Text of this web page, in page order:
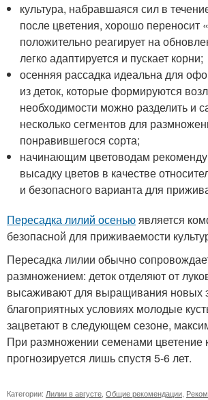
культура, набравшаяся сил в
после цветения, хорошо переносит
положительно реагирует на
легко адаптируется и пускает корни;
осенняя рассадка идеальна для
из деток, которые формируются
необходимости можно разделить и
несколько сегментов для
понравившегося сорта;
начинающим цветоводам
высадку цветов в качестве
и безопасного варианта для
Пересадка лилий осеньюявляется
безопасной для приживаемости
Пересадка лилии обычно
размножением: деток отделяют от
высаживают для выращивания новых
благоприятных условиях молодые
зацветают в следующем сезоне,
При размножении семенами цветение
прогнозируется лишь спустя 5-6 лет.
Категории: Лилии в августе, Общие рекомендации,